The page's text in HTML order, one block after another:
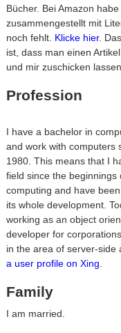
Bücher. Bei Amazon
zusammengestellt mit
noch fehlt. Klicke hier.
ist, dass man einen
und mir zuschicken
Profession
I have a bachelor in
and work with computers
1980. This means that I
field since the beginnings
computing and have
its whole development.
working as an object
developer for
in the area of server-side
a user profile on Xing
Family
I am married.